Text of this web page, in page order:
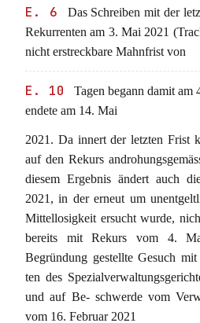
E. 6
Das Schreiben mit der
Rekurrenten am 3. Mai 2021
nicht erstreckbare Mahnfrist von
E. 10
Tagen begann damit
endete am 14. Mai
2021. Da innert der letzten Frist
auf den Rekurs
diesem Ergebnis ändert auch
2021, in der erneut um
Mittellosigkeit ersucht wurde,
bereits mit Rekurs vom 4.
Begründung gestellte Gesuch
ten des
und auf Be- schwerde vom
vom 16. Februar 2021